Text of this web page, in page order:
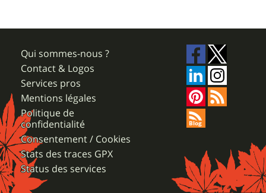
Qui sommes-nous ?
Contact & Logos
Services pros
Mentions légales
Politique de
confidentialité
Consentement / Cookies
Stats des traces GPX
Status des services